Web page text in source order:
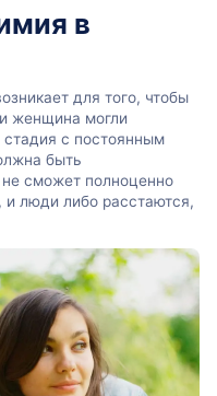
в
для того, чтобы
женщина могли
с постоянным
быть
сможет полноценно
и люди либо расстаются,